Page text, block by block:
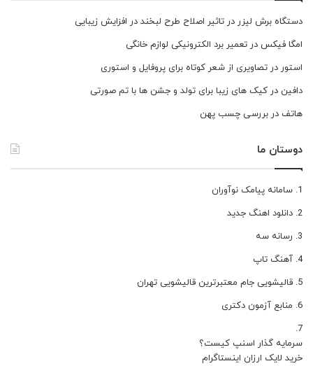
دستگاه برش لیزر در تاثیر اصلاح طرح لبخند در افزایش زیبایی
امگا فیکس در تعمیر برد الکترونیکی لوازم خانگی
استور در تصاویری از شعر کوتاه برای پروفایل و استوری
دافین در کیک های زیبا برای تولد و جشن ها با تم صورتی
هاتف در بررسی چسب پهن
دوستان ما
سامانه پیامک نوآوران
دانلود اهنگ جدید
رسانه سه
آهنگ تاپ
قالیشویی جام معتبرترین قالیشویی تهران
منابع آزمون دکتری
سرمایه گذار اسنپ کیست؟
خرید لایک ارزان اینستاگرام